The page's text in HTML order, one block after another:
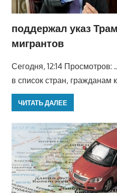
поддержал указ
мигрантов
Сегодня, 12:14
в список стран, гражданам
ЧИТАТЬ ДАЛЕЕ